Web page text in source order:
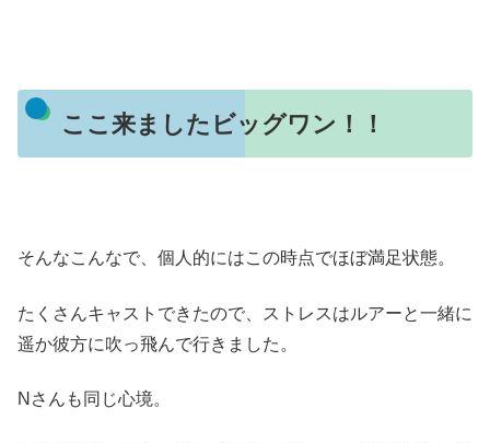
ここ来ましたビッグワン！！
そんなこんなで、個人的にはこの時点でほぼ満足状態。
たくさんキャストできたので、ストレスはルアーと一緒に
遥か彼方に吹っ飛んで行きました。
Nさんも同じ心境。